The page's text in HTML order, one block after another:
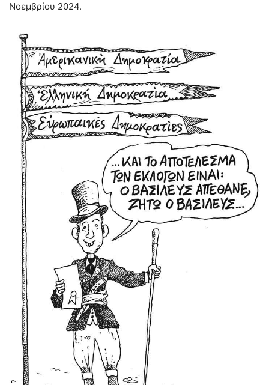
Νοεμβρίου 2024.